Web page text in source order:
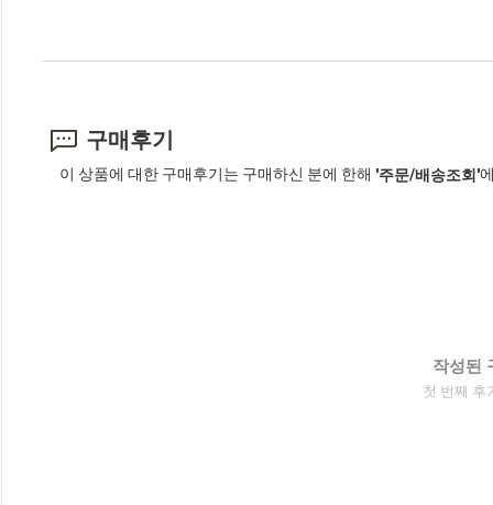
구매후기
이 상품에 대한 구매후기는 구매하신 분에 한해 '주문/배송조회'
작성된
첫 번째 후